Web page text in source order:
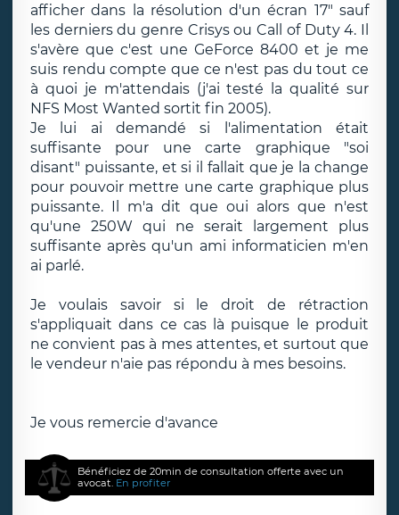
afficher dans la résolution d'un écran 17" sauf
les derniers du genre Crisys ou Call of Duty 4. Il
s'avère que c'est une GeForce 8400 et je me
suis rendu compte que ce n'est pas du tout ce
à quoi je m'attendais (j'ai testé la qualité sur
NFS Most Wanted sortit fin 2005).
Je lui ai demandé si l'alimentation était
suffisante pour une carte graphique "soi
disant" puissante, et si il fallait que je la change
pour pouvoir mettre une carte graphique plus
puissante. Il m'a dit que oui alors que n'est
qu'une 250W qui ne serait largement plus
suffisante après qu'un ami informaticien m'en
ai parlé.
Je voulais savoir si le droit de rétraction
s'appliquait dans ce cas là puisque le produit
ne convient pas à mes attentes, et surtout que
le vendeur n'aie pas répondu à mes besoins.
Je vous remercie d'avance
Bénéficiez de 20min de consultation offerte avec un
avocat. En profiter